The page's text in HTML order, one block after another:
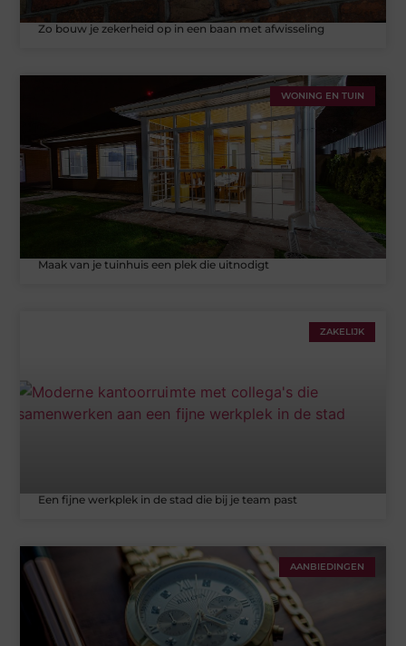
Zo bouw je zekerheid op in een baan met afwisseling
WONING EN TUIN
Maak van je tuinhuis een plek die uitnodigt
ZAKELIJK
Een fijne werkplek in de stad die bij je team past
AANBIEDINGEN